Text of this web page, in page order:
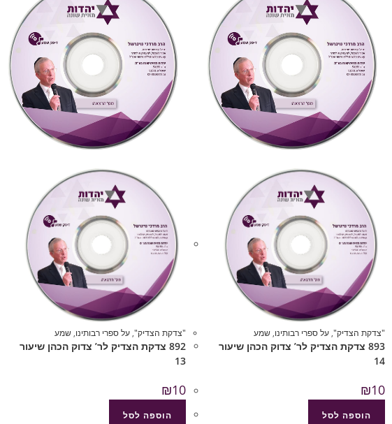
"צדקת הצדיק", על ספרי רבותינו, שמע
893 צדקת הצדיק לר’ צדוק הכהן שיעור
14
₪10
הוספה לסל
"צדקת הצדיק", על ספרי רבותינו, שמע
892 צדקת הצדיק לר’ צדוק הכהן שיעור
13
₪10
הוספה לסל